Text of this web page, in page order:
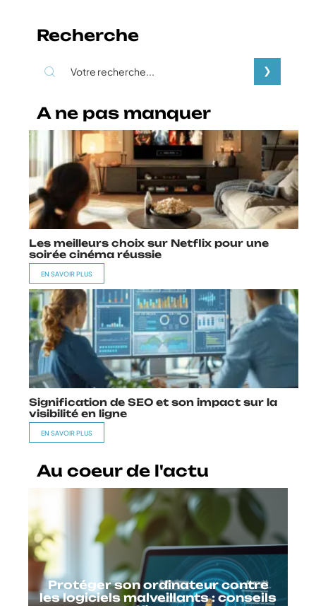
Recherche
A ne pas manquer
Les meilleurs choix sur Netflix pour une
soirée cinéma réussie
EN SAVOIR PLUS
Signification de SEO et son impact sur la
visibilité en ligne
EN SAVOIR PLUS
Au coeur de l'actu
Protéger son ordinateur contre
les logiciels malveillants : conseils